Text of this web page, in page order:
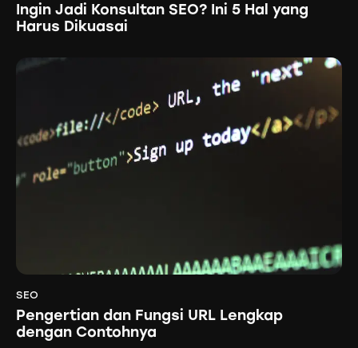
Ingin Jadi Konsultan SEO? Ini 5 Hal yang
Harus Dikuasai
SEO
Pengertian dan Fungsi URL Lengkap
dengan Contohnya